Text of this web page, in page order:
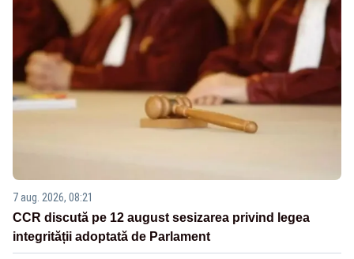
7 aug. 2026, 08:21
CCR discută pe 12 august sesizarea privind legea
integrității adoptată de Parlament